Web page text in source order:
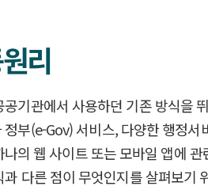
리
기관에서 사용하던 기존 방식을
부(e-Gov) 서비스, 다양한 행정
의 웹 사이트 또는 모바일 앱에
다른 점이 무엇인지를 살펴보